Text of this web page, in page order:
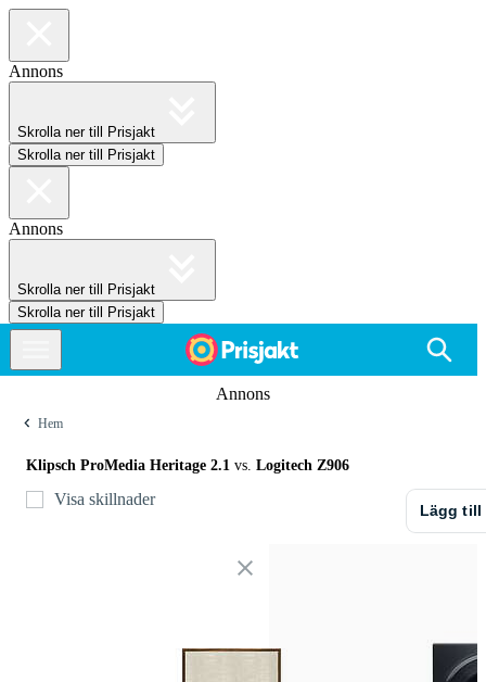
Annons
Skrolla ner till Prisjakt
Skrolla ner till Prisjakt
Annons
Skrolla ner till Prisjakt
Skrolla ner till Prisjakt
Annons
Hem
Klipsch ProMedia Heritage 2.1 vs. Logitech Z906
Visa skillnader
Lägg till